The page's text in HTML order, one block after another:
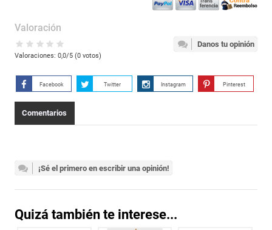
Danos tu opinión
Valoración
Valoraciones: 0,0/5 (0votos)
Facebook Twitter Instagram Pinterest
Comentarios
¡Sé el primero en escribir una opinión!
Quizá también te interese...